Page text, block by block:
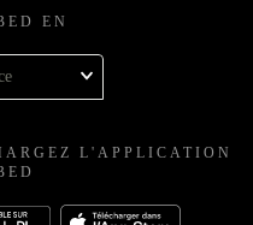
EN
L'APPLICATION